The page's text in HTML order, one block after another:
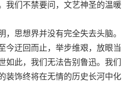
我们不禁要问，文艺神圣的温暖
思想界并没有完全失去头脑。
今迂回而止，举步维艰，放眼当
此，我们无法告别鲁迅。我们
装饰终将在无情的历史长河中化